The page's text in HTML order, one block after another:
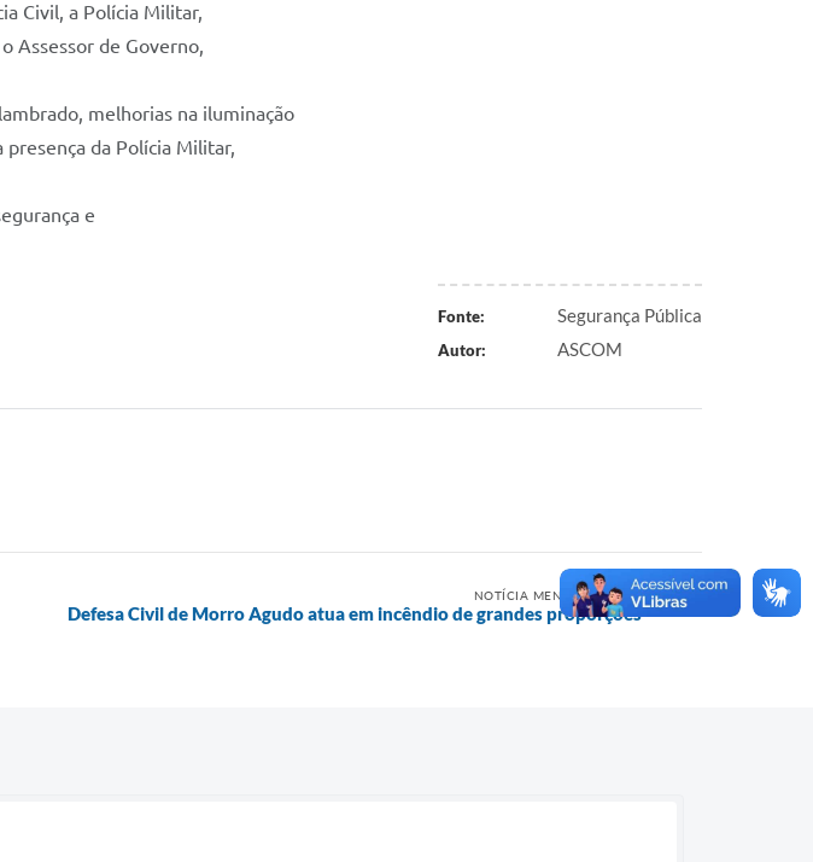
Civil, a Polícia Militar,
Assessor de Governo,
melhorias na iluminação
da Polícia Militar,
e
Fonte: Segurança Pública
Autor: ASCOM
NOTÍCIA MENOS RECENTE
Defesa Civil de Morro Agudo atua em incêndio de grandes proporções